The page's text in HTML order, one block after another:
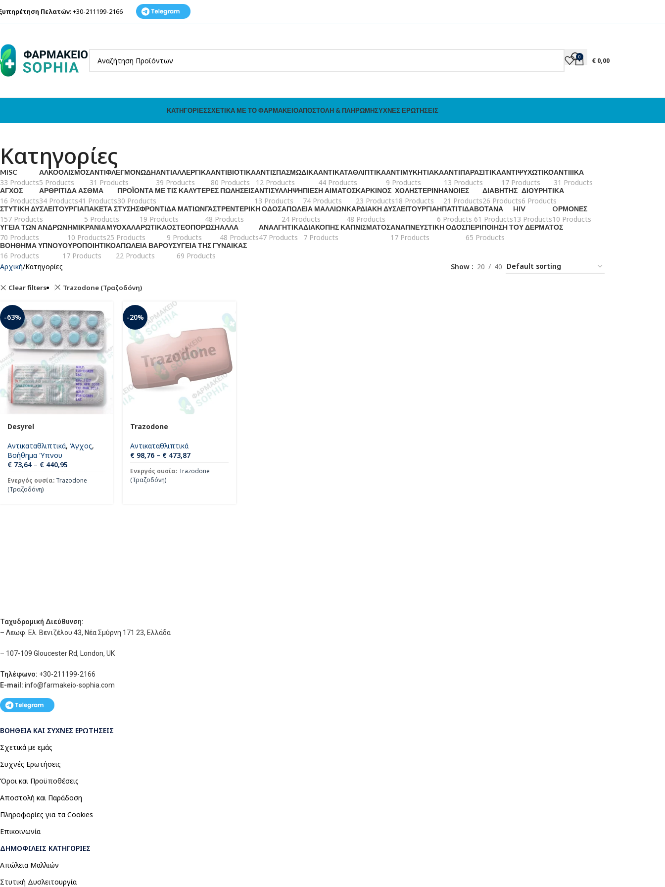
Πελατών:+30-211199-2166
0 € 0,00
ΚΑΤΗΓΟΡΊΕΣΣΧΕΤΙΚΆ ΜΕ ΤΟ ΦΑΡΜΑΚΕΊΟΑΠΟΣΤΟΛΉ & ΠΛΗΡΩΜΉΣΥΧΝΈΣ ΕΡΩΤΉΣΕΙΣ
Κατηγορίες
MISC
33 Products
ΑΛΚΟΟΛΙΣΜΌΣ
5 Products
ΑΝΤΙΦΛΕΓΜΟΝΏΔΗ
31 Products
ΑΝΤΙΑΛΛΕΡΓΙΚΆ
39 Products
ΑΝΤΙΒΙΟΤΙΚΆ
80 Products
ΑΝΤΙΣΠΑΣΜΩΔΙΚΆ
12 Products
ΑΝΤΙΚΑΤΑΘΛΙΠΤΙΚΆ
44 Products
ΑΝΤΙΜΥΚΗΤΙΑΚΆ
9 Products
ΑΝΤΙΠΑΡΑΣΙΤΙΚΆ
13 Products
ΑΝΤΙΨΥΧΩΤΙΚΌ
17 Products
ΑΝΤΙΙΙΚΆ
31 Products
ΆΓΧΟΣ
16 Products
ΑΡΘΡΊΤΙΔΑ
34 Products
ΆΣΘΜΑ
41 Products
ΠΡΟΪΌΝΤΑ ΜΕ ΤΙΣ ΚΑΛΎΤΕΡΕΣ ΠΩΛΉΣΕΙΣ
30 Products
ΑΝΤΙΣΎΛΛΗΨΗ
13 Products
ΠΊΕΣΗ ΑΊΜΑΤΟΣ
74 Products
ΚΑΡΚΊΝΟΣ
23 Products
ΧΟΛΗΣΤΕΡΊΝΗ
18 Products
ΆΝΟΙΕΣ
21 Products
ΔΙΑΒΉΤΗΣ
26 Products
ΔΙΟΥΡΗΤΙΚΆ
6 Products
ΣΤΥΤΙΚΉ ΔΥΣΛΕΙΤΟΥΡΓΊΑ
157 Products
ΠΑΚΈΤΑ ΣΤΎΣΗΣ
5 Products
ΦΡΟΝΤΊΔΑ ΜΑΤΙΏΝ
19 Products
ΓΑΣΤΡΕΝΤΕΡΙΚΉ ΟΔΌΣ
48 Products
ΑΠΏΛΕΙΑ ΜΑΛΛΙΏΝ
24 Products
ΚΑΡΔΙΑΚΉ ΔΥΣΛΕΙΤΟΥΡΓΊΑ
48 Products
ΗΠΑΤΊΤΙΔΑ
6 Products
ΒΌΤΑΝΑ
61 Products
HIV
13 Products
OΡΜΌΝΕΣ
10 Products
ΥΓΕΊΑ ΤΩΝ ΑΝΔΡΏΝ
70 Products
ΗΜΙΚΡΑΝΊΑ
10 Products
ΜΥΟΧΑΛΑΡΩΤΙΚΆ
25 Products
ΟΣΤΕΟΠΌΡΩΣΗ
9 Products
ΆΛΛΑ
48 Products
ΑΝΑΛΓΗΤΙΚΆ
47 Products
ΔΙΑΚΟΠΉΣ ΚΑΠΝΊΣΜΑΤΟΣ
7 Products
ΑΝΑΠΝΕΥΣΤΙΚΉ ΟΔΌΣ
17 Products
ΠΕΡΙΠΟΊΗΣΗ ΤΟΥ ΔΈΡΜΑΤΟΣ
65 Products
ΒΟΉΘΗΜΑ ΎΠΝΟΥ
16 Products
ΟΥΡΟΠΟΙΗΤΙΚΌ
17 Products
ΑΠΏΛΕΙΑ ΒΆΡΟΥΣ
22 Products
ΥΓΕΊΑ ΤΗΣ ΓΥΝΑΊΚΑΣ
69 Products
Αρχική Κατηγορίες Show 20 40
Clear filters Trazodone (Τραζοδόνη)
-63%
Desyrel
Αντικαταθλιπτικά, Άγχος,
Βοήθημα Ύπνου
€ 73,64 – € 440,95
Ενεργός ουσία: Trazodone
(Τραζοδόνη)
-20%
Trazodone
Αντικαταθλιπτικά
€ 98,76 – € 473,87
Ενεργός ουσία: Trazodone
(Τραζοδόνη)
Ταχυδρομική Διεύθυνση:
– Λεωφ. Ελ. Βενιζέλου 43, Νέα Σμύρνη 171 23, Ελλάδα
– 107-109 Gloucester Rd, London, UK
Τηλέφωνο: +30-211199-2166
E-mail: info@farmakeio-sophia.com
ΒΟΉΘΕΙΑ ΚΑΙ ΣΥΧΝΈΣ ΕΡΩΤΉΣΕΙΣ
Σχετικά με εμάς
Συχνές Ερωτήσεις
Όροι και Προϋποθέσεις
Αποστολή και Παράδοση
Πληροφορίες για τα Cookies
Επικοινωνία
ΔΗΜΟΦΙΛΕΊΣ ΚΑΤΗΓΟΡΊΕΣ
Απώλεια Μαλλιών
Στυτική Δυσλειτουργία